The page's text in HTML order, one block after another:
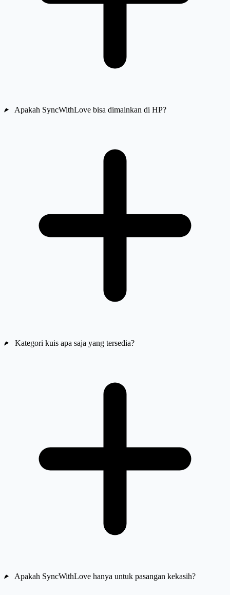
Apakah SyncWithLove bisa dimainkan di HP?
Kategori kuis apa saja yang tersedia?
Apakah SyncWithLove hanya untuk pasangan kekasih?